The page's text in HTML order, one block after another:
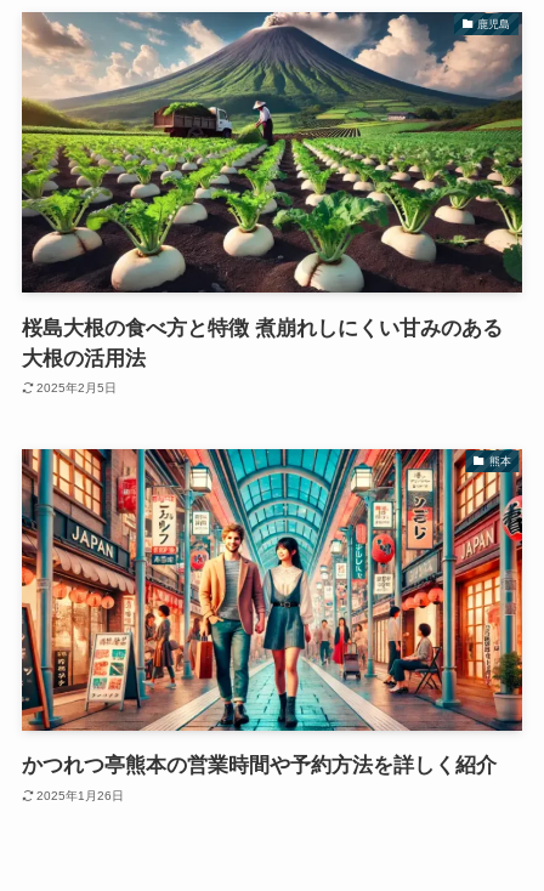
鹿児島
桜島大根の食べ方と特徴 煮崩れしにくい甘みのある
大根の活用法
2025年2月5日
熊本
かつれつ亭熊本の営業時間や予約方法を詳しく紹介
2025年1月26日